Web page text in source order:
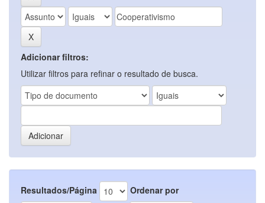
Adicionar filtros:
Utilizar filtros para refinar o resultado de busca.
Resultados/Página Ordenar por